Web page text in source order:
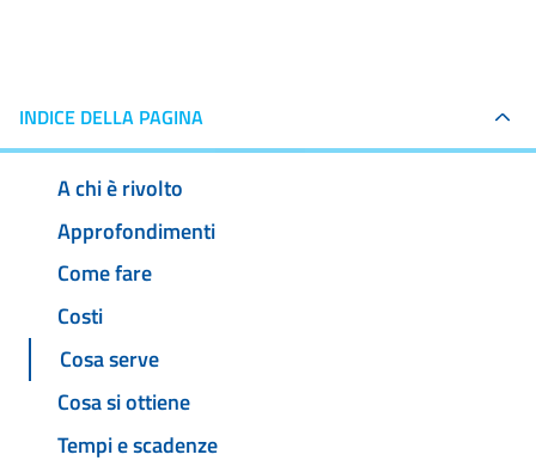
INDICE DELLA PAGINA
A chi è rivolto
Approfondimenti
Come fare
Costi
Cosa serve
Cosa si ottiene
Tempi e scadenze